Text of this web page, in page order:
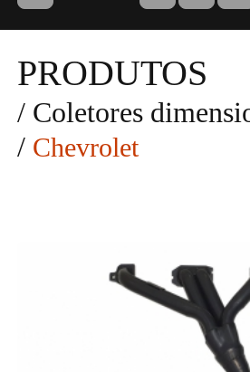
PRODUTOS
/ Coletores
/ Chevrolet